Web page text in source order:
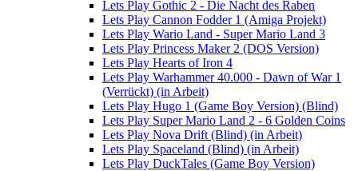
Lets Play Gothic 2 - Die Nacht des Raben
Lets Play Cannon Fodder 1 (Amiga Projekt)
Lets Play Wario Land - Super Mario Land 3
Lets Play Princess Maker 2 (DOS Version)
Lets Play Hearts of Iron 4
Lets Play Warhammer 40.000 - Dawn of War 1
(Verrückt) (in Arbeit)
Lets Play Hugo 1 (Game Boy Version) (Blind)
Lets Play Super Mario Land 2 - 6 Golden Coins
Lets Play Nova Drift (Blind) (in Arbeit)
Lets Play Spaceland (Blind) (in Arbeit)
Lets Play DuckTales (Game Boy Version)